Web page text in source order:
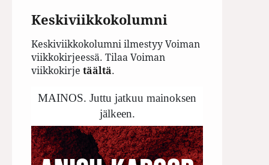
Keskiviikkokolumni
Keskiviikkokolumni ilmestyy Voiman
viikkokirjeessä. Tilaa Voiman
viikkokirje täältä.
MAINOS. Juttu jatkuu mainoksen
jälkeen.